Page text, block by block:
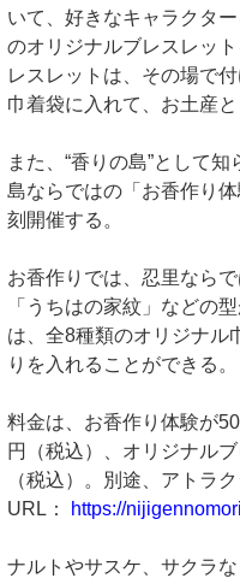
いて、好きなキャラクタ
のオリジナルブレスレッ
レスレットは、その場で
巾着袋に入れて、お土産
また、“香りの島”として
島ならではの「お香作り
刻開催する。
お香作りでは、忍里なら
「うちはの家紋」などの
は、全8種類のオリジナル
りを入れることができる。
料金は、お香作り体験が
円（税込）、オリジナル
（税込）。別途、アトラ
URL：
https://
ナルトやサスケ、サクラ